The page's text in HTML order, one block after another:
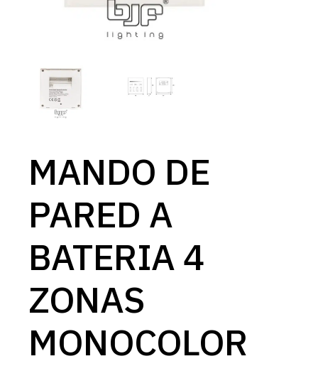
MANDO DE
PARED A
BATERIA 4
ZONAS
MONOCOLOR